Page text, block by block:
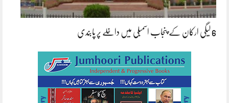
6 لیگی ارکان کے پنجاب اسمبلی میں داخلے پر پابندی